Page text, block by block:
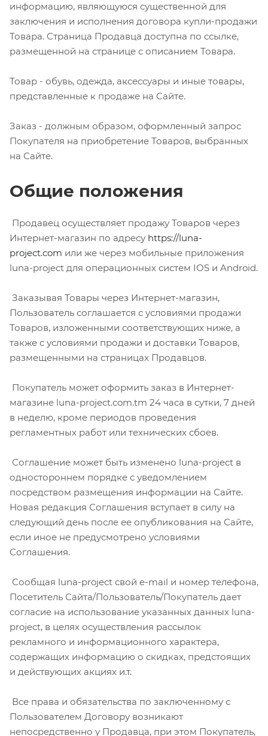
информацию, являющуюся существенной для
заключения и исполнения договора купли-продажи
Товара. Страница Продавца доступна по ссылке,
размещенной на странице с описанием Товара.
Товар - обувь, одежда, аксессуары и иные товары,
представленные к продаже на Сайте.
Заказ - должным образом, оформленный запрос
Покупателя на приобретение Товаров, выбранных
на Сайте.
Общие положения
Продавец осуществляет продажу Товаров через
Интернет-магазин по адресу https://luna-
project.com или же через мобильные приложения
luna-project для операционных систем IOS и Android.
Заказывая Товары через Интернет-магазин,
Пользователь соглашается с условиями продажи
Товаров, изложенными соответствующих ниже, а
также с условиями продажи и доставки Товаров,
размещенными на страницах Продавцов.
Покупатель может оформить заказ в Интернет-
магазине luna-project.com.tm 24 часа в сутки, 7 дней
в неделю, кроме периодов проведения
регламентных работ или технических сбоев.
Соглашение может быть изменено luna-project в
одностороннем порядке с уведомлением
посредством размещения информации на Сайте.
Новая редакция Соглашения вступает в силу на
следующий день после ее опубликования на Сайте,
если иное не предусмотрено условиями
Соглашения.
Сообщая luna-project свой e-mail и номер телефона,
Посетитель Сайта/Пользователь/Покупатель дает
согласие на использование указанных данных luna-
project, в целях осуществления рассылок
рекламного и информационного характера,
содержащих информацию о скидках, предстоящих
и действующих акциях и.т.
Все права и обязательства по заключенному с
Пользователем Договору возникают
непосредственно у Продавца, при этом Покупатель,